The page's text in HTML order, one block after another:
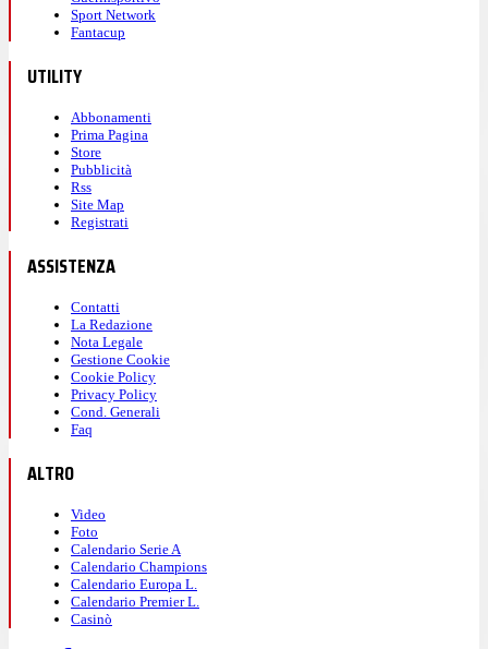
Sport Network
Fantacup
UTILITY
Abbonamenti
Prima Pagina
Store
Pubblicità
Rss
Site Map
Registrati
ASSISTENZA
Contatti
La Redazione
Nota Legale
Gestione Cookie
Cookie Policy
Privacy Policy
Cond. Generali
Faq
ALTRO
Video
Foto
Calendario Serie A
Calendario Champions
Calendario Europa L.
Calendario Premier L.
Casinò